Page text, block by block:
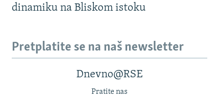
dinamiku na Bliskom istoku
Pretplatite se na naš newsletter
Dnevno@RSE
Pratite nas